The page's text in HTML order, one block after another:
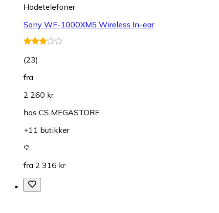
Hodetelefoner
Sony WF-1000XM5 Wireless In-ear
(23)
fra
2 260 kr
hos CS MEGASTORE
+11 butikker
fra 2 316 kr